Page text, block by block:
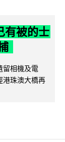
有被的士
留相機及電
港珠澳大橋再